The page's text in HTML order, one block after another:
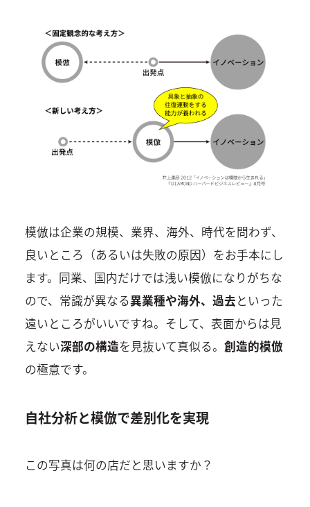
模倣は企業の規模、業界、海外、時代を問わず、
良いところ（あるいは失敗の原因）をお手本にし
ます。同業、国内だけでは浅い模倣になりがちな
ので、常識が異なる異業種や海外、過去といった
遠いところがいいですね。そして、表面からは見
えない深部の構造を見抜いて真似る。 創造的模倣
の極意です。
自社分析と模倣で差別化を実現
この写真は何の店だと思いますか？